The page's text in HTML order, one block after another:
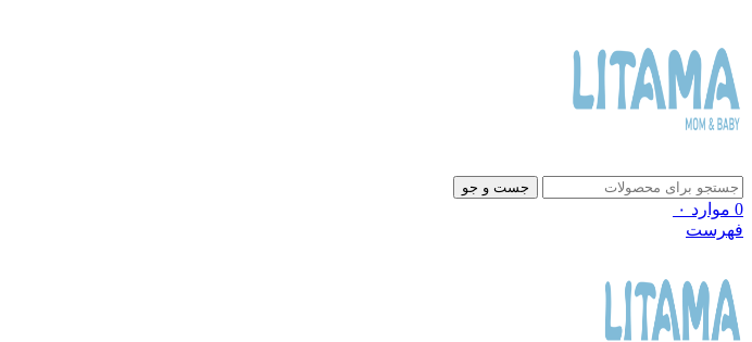
جست و جو
0 موارد ۰
فهرست